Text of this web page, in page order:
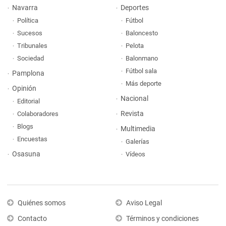
Navarra
Política
Sucesos
Tribunales
Sociedad
Pamplona
Opinión
Editorial
Colaboradores
Blogs
Encuestas
Osasuna
Deportes
Fútbol
Baloncesto
Pelota
Balonmano
Fútbol sala
Más deporte
Nacional
Revista
Multimedia
Galerías
Vídeos
Quiénes somos
Contacto
Aviso Legal
Términos y condiciones